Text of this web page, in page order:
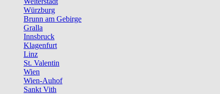
Würzburg
Brunn am Gebirge
Gralla
Innsbruck
Klagenfurt
Linz
St. Valentin
Wien
Wien-Auhof
Sankt Vith